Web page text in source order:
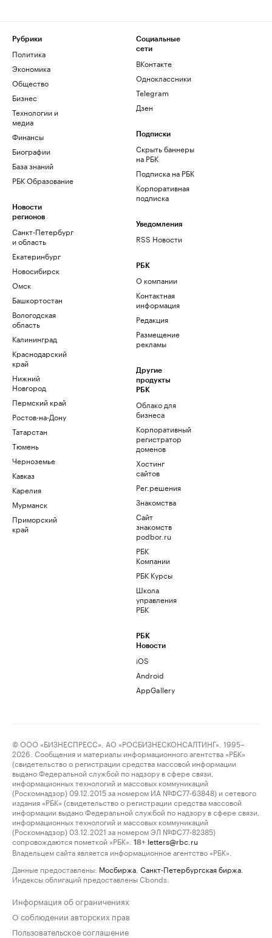
Рубрики
Политика
Экономика
Общество
Бизнес
Технологии и
медиа
Финансы
Биографии
База знаний
РБК Образование
Новости
регионов
Санкт-Петербург
и область
Екатеринбург
Новосибирск
Омск
Башкортостан
Вологодская
область
Калининград
Краснодарский
край
Нижний
Новгород
Пермский край
Ростов-на-Дону
Татарстан
Тюмень
Черноземье
Кавказ
Карелия
Мурманск
Приморский
край
Социальные
сети
ВКонтакте
Одноклассники
Telegram
Дзен
Подписки
Скрыть баннеры
на РБК
Подписка на РБК
Корпоративная
подписка
Уведомления
RSS Новости
РБК
О компании
Контактная
информация
Редакция
Размещение
рекламы
Другие
продукты
РБК
Облако для
бизнеса
Корпоративный
регистратор
доменов
Хостинг
сайтов
Рег.решения
Знакомства
Сайт
знакомств
podbor.ru
РБК
Компании
РБК Курсы
Школа
управления
РБК
РБК
Новости
iOS
Android
AppGallery
© ООО «БИЗНЕСПРЕСС», АО «РОСБИЗНЕСКОНСАЛТИНГ», 1995–
2026. Сообщения и материалы информационного агентства «РБК»
(свидетельство о регистрации средства массовой информации
выдано Федеральной службой по надзору в сфере связи,
информационных технологий и массовых коммуникаций
(Роскомнадзор) 09.12.2015 за номером ИА №ФС77-63848) и сетевого
издания «РБК» (свидетельство о регистрации средства массовой
информации выдано Федеральной службой по надзору в сфере связи,
информационных технологий и массовых коммуникаций
(Роскомнадзор) 03.12.2021 за номером ЭЛ №ФС77-82385)
сопровождаются пометкой «РБК».
18+ letters@rbc.ru
Владельцем сайта является информационное агентство «РБК».
Данные предоставлены: Мосбиржа Санкт-Петербургская биржа
Индексы облигаций предоставлены Cbonds.
Информация об ограничениях
О соблюдении авторских прав
Пользовательское соглашение